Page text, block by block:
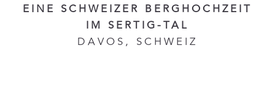
EINE SCHWEIZER BERGHOCHZEIT
IM SERTIG-TAL
DAVOS, SCHWEIZ